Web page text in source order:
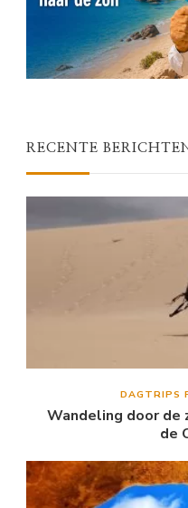
RECENTE
DAGTRIPS
Wandeling door de
de